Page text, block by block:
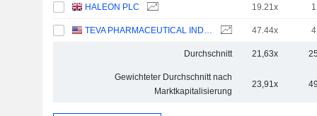
HALEON PLC 19.21x
TEVA PHARMACEUTICAL INDUSTRIES LIMITED 47.44x
Durchschnitt 21,63x
Gewichteter Durchschnitt nach
Marktkapitalisierung
23,91x